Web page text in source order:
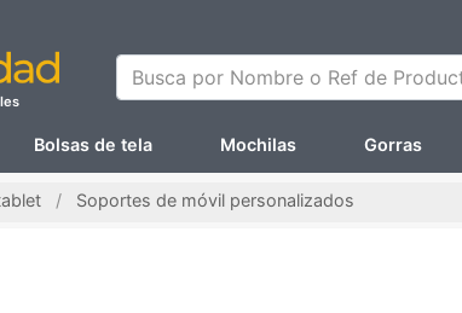
Busca por Nombre o Ref de Producto
Bolsas de tela Mochilas Gorras
Soportes de móvil personalizados